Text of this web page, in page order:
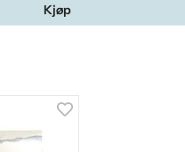
Kjøp